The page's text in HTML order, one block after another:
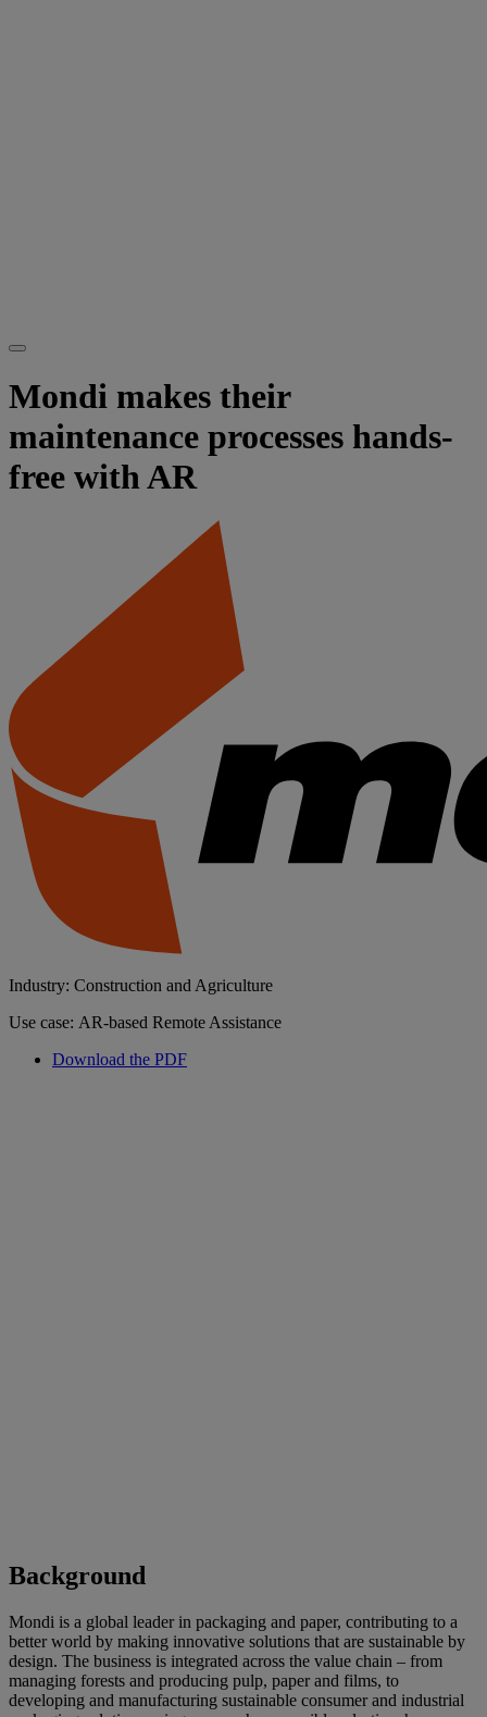
Mondi makes their
maintenance processes hands-
free with AR
Industry: Construction and Agriculture
Use case: AR-based Remote Assistance
Download the PDF
Background
Mondi is a global leader in packaging and paper, contributing to a
better world by making innovative solutions that are sustainable by
design. The business is integrated across the value chain – from
managing forests and producing pulp, paper and films, to
developing and manufacturing sustainable consumer and industrial